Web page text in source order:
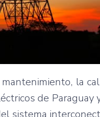
la
de Paraguay